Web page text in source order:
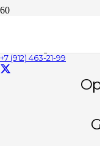
+7 (912) 463-21-99